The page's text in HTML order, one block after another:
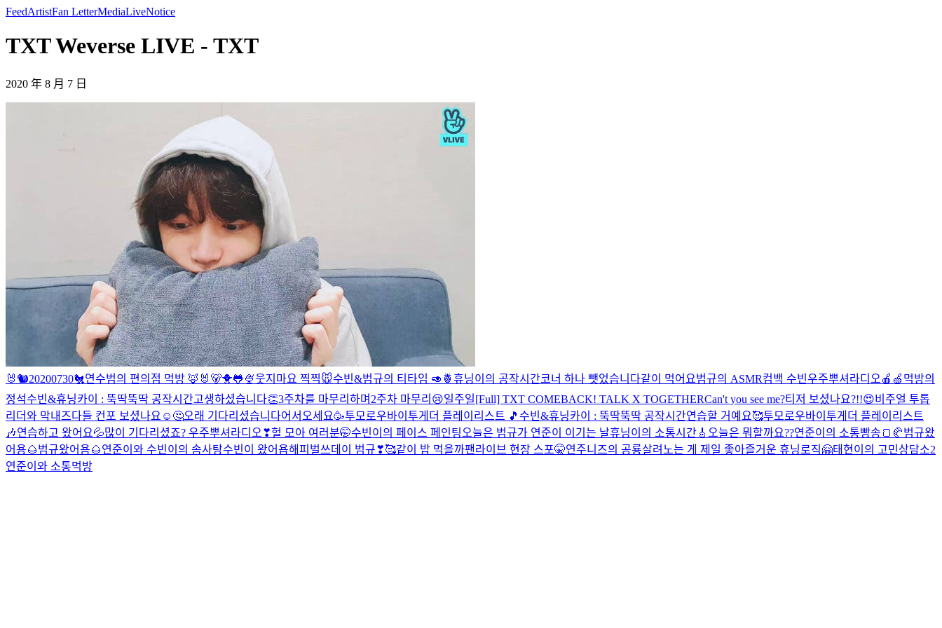
FeedArtistFan LetterMediaLiveNotice
TXT Weverse LIVE - TXT
2020 年 8 月 7 日
🐰🐿20200730🐔연수범의 편의점 먹방 🦊🐰🐻🐥🐸🍨웃지마요 찍찍🐭수빈&범규의 티타임 🥑🍍 휴닝이의 공작시간코너 하나 뺏었습니다같이 먹어요범규의 ASMR컴백 수빈우주뿌셔라디오🍎🍏 먹방의
정석수빈&휴닝카이 : 뚝딱뚝딱 공작시간고생하셨습니다👏3주차를 마무리하며 2주차 마무리😢일주일[Full] TXT COMEBACK! TALK X TOGETHERCan't you see me?티저 보셨나요?!!😍비주얼 투톱
리더와 막내즈다들 컨포 보셨나요☺🤔오래 기다리셨습니다어서오세요🥳투모로우바이투게더 플레이리스트 🎵 수빈&휴닝카이 : 뚝딱뚝딱 공작시간연습할 거예요🥰투모로우바이투게더 플레이리스트
🎶연습하고 왔어요💦많이 기다리셨죠? 우주뿌셔라디오❣헐 모아 여러분🤭수빈이의 페이스 페인팅 오늘은 범규가 연준이 이기는 날휴닝이의 소통시간🎸 오늘은 뭐할까요??연준이의 소통빵송🍞🥐범규왔
어용🌰범규왔어욤🌰연준이와 수빈이의 솜사탕수빈이 왔어욥해피벌쓰데이 범규❣🥰같이 밥 먹을까팬라이브 현장 스포🤫연주니즈의 공룡살려 노는 게 제일 좋아즐거운 휴닝로직🤗태현이의 고민상담소2
연준이와 소통먹방